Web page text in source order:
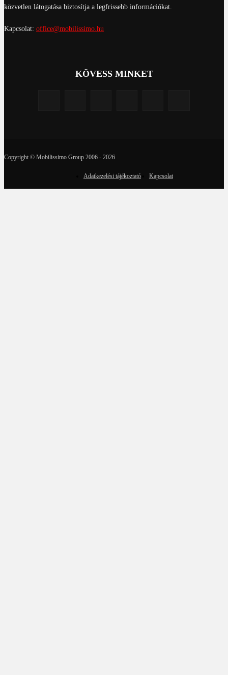
közvetlen látogatása biztosítja a legfrissebb információkat.
Kapcsolat: office@mobilissimo.hu
KÖVESS MINKET
Copyright © Mobilissimo Group 2006 - 2026
Adatkezelési tájékoztató Kapcsolat